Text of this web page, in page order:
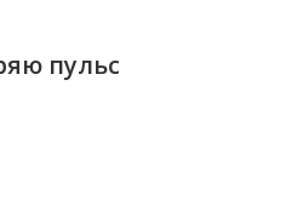
пульс